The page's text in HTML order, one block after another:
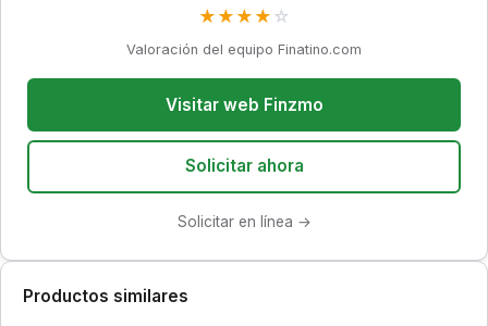
★ ★ ★ ★ ☆
Valoración del equipo Finatino.com
Visitar web Finzmo
Solicitar ahora
Solicitar en línea →
Productos similares